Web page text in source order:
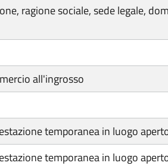
ragione sociale, sede legale,
all'ingrosso
temporanea in luogo
temporanea in luogo